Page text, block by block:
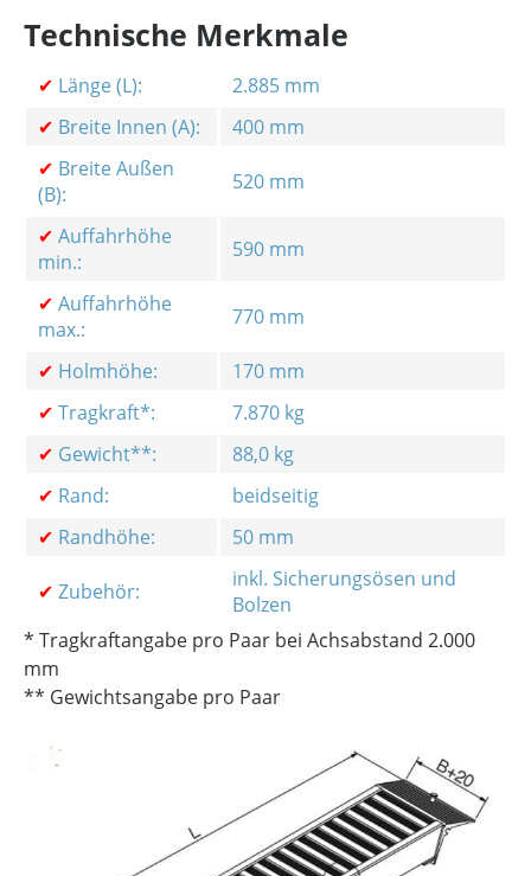
Technische Merkmale
✔ Länge (L):
2.885 mm
✔ Breite Innen (A):
400 mm
✔ Breite Außen
(B):
520 mm
✔ Auffahrhöhe
min.:
590 mm
✔ Auffahrhöhe
max.:
770 mm
✔ Holmhöhe:
170 mm
✔ Tragkraft*:
7.870 kg
✔ Gewicht**:
88,0 kg
✔ Rand:
beidseitig
✔ Randhöhe: 50 mm
✔ Zubehör:
inkl. Sicherungsösen und
Bolzen
* Tragkraftangabe pro Paar bei Achsabstand 2.000
mm
** Gewichtsangabe pro Paar